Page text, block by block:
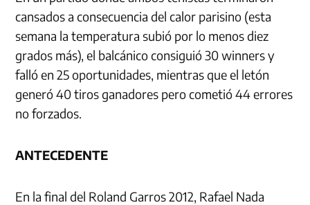
cansados a consecuencia del calor parisino (esta
semana la temperatura subió por lo menos diez
grados más), el balcánico consiguió 30 winners y
falló en 25 oportunidades, mientras que el letón
generó 40 tiros ganadores pero cometió 44 errores
no forzados.
ANTECEDENTE
En la final del Roland Garros 2012, Rafael Nada